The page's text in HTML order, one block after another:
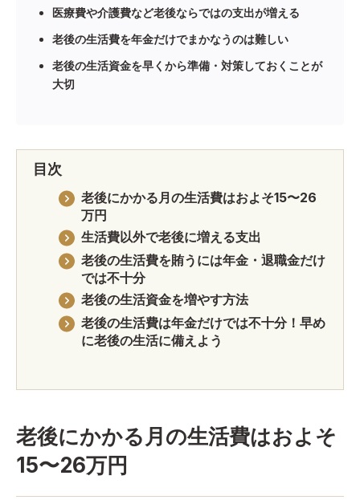
医療費や介護費など老後ならではの支出が増える
老後の生活費を年金だけでまかなうのは難しい
老後の生活資金を早くから準備・対策しておくことが
大切
目次
老後にかかる月の生活費はおよそ15〜26
万円
生活費以外で老後に増える支出
老後の生活費を賄うには年金・退職金だけ
では不十分
老後の生活資金を増やす方法
老後の生活費は年金だけでは不十分！早め
に老後の生活に備えよう
老後にかかる月の生活費はおよそ
15〜26万円